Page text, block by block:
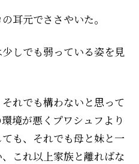
耳元でささやいた。
少しでも弱っている姿を見
れでも構わないと思って
境が悪くプワシュフより
も、それでも母と妹と一
これ以上家族と離ればな